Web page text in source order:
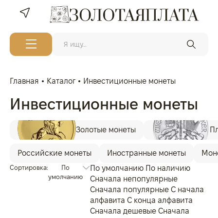
Главная Каталог Инвестиционные монеты
Инвестиционные монеты
Золотые монеты
Российские монеты Иностранные монеты
Сортировка:
По
умолчанию
По умолчанию По наличию
Сначала непопулярные
Сначала популярные С начала
алфавита С конца алфавита
Сначала дешевые Сначала